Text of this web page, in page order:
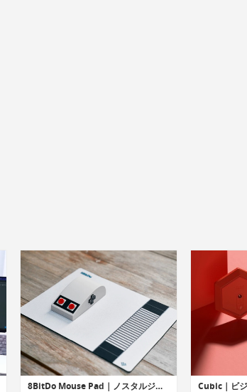
8BitDo Mouse Pad｜ノスタルジックなゲームコンソールを彷彿させるマウスパッド